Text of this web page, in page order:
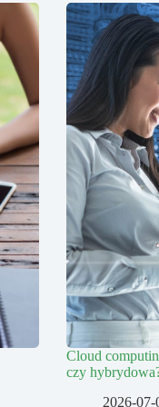
Cloud
czy
2026-07-